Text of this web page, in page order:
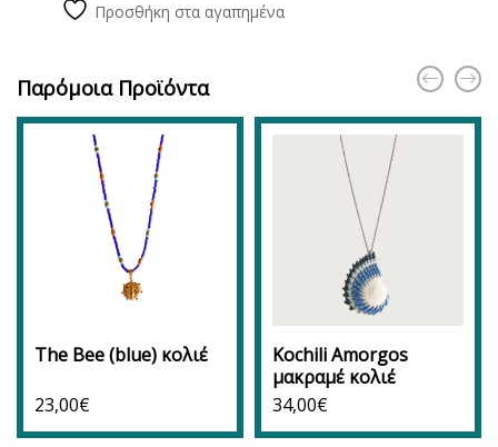
Προσθήκη στα αγαπημένα
Παρόμοια Προϊόντα
The Bee (blue) κολιέ
23,00€
Kochili Amorgos
μακραμέ κολιέ
34,00€